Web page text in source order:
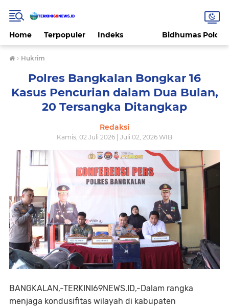
Home Terpopuler Indeks Bidhumas Polda
› Hukrim
Polres Bangkalan Bongkar 16
Kasus Pencurian dalam Dua Bulan,
20 Tersangka Ditangkap
Redaksi
Kamis, 02 Juli 2026 | Juli 02, 2026 WIB
BANGKALAN,-TERKINI69NEWS.ID,-Dalam rangka
menjaga kondusifitas wilayah di kabupaten